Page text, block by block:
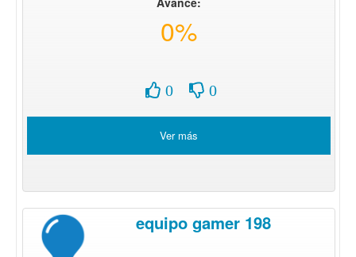
0%
0 0
Ver más
equipo gamer 198